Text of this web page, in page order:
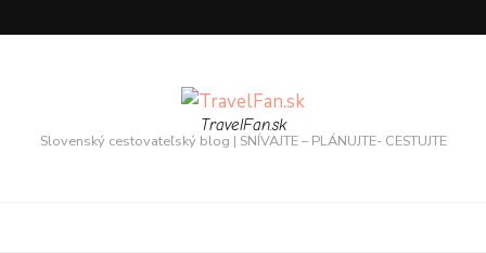
TravelFan.sk
Slovenský cestovateľský blog | SNÍVAJTE – PLÁNUJTE- CESTUJTE